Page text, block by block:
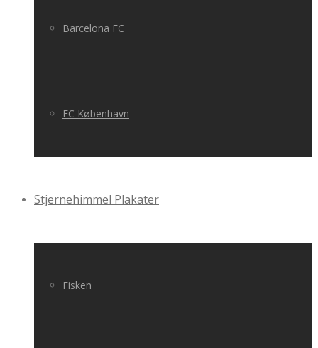
Barcelona FC
FC København
Stjernehimmel Plakater
Fisken